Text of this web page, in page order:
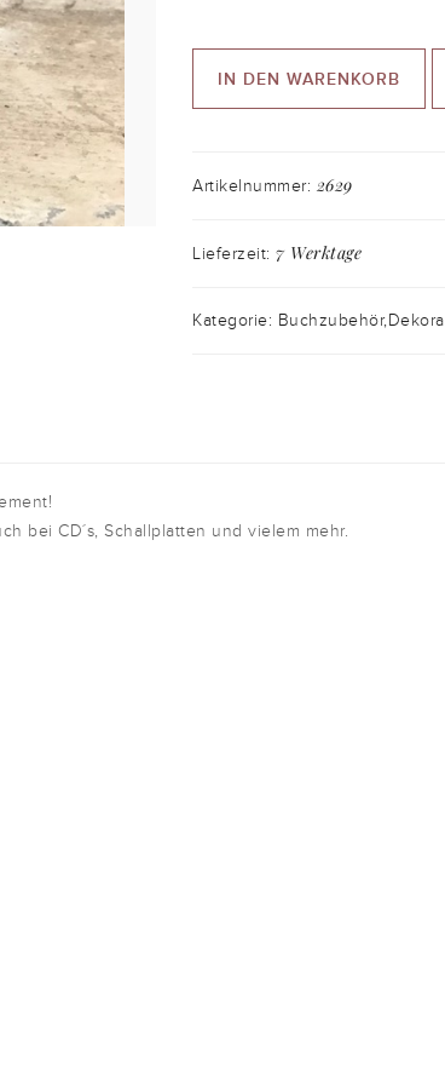
IN DEN WARENKORB
Artikelnummer: 2629
Lieferzeit: 7 Werktage
Kategorie:
bei CD´s, Schallplatten und vielem mehr.